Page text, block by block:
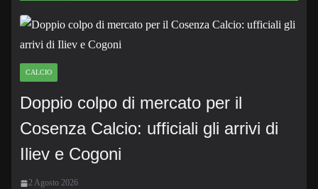
CALCIO
Doppio colpo di mercato per il
Cosenza Calcio: ufficiali gli arrivi di
Iliev e Cogoni
2 Agosto 2026